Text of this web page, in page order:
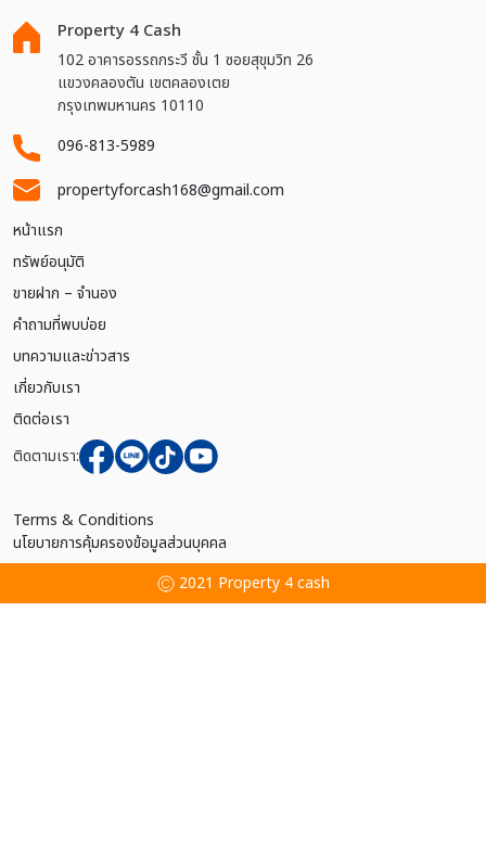
Property 4 Cash
102 อาคารอรรถกระวี ชั้น 1 ซอยสุขุมวิท 26
แขวงคลองตัน เขตคลองเตย
กรุงเทพมหานคร 10110
096-813-5989
propertyforcash168@gmail.com
หน้าแรก
ทรัพย์อนุมัติ
ขายฝาก – จำนอง
คำถามที่พบบ่อย
บทความและข่าวสาร
เกี่ยวกับเรา
ติดต่อเรา
ติดตามเรา:
Terms & Conditions
นโยบายการคุ้มครองข้อมูลส่วนบุคคล
2021 Property 4 cash